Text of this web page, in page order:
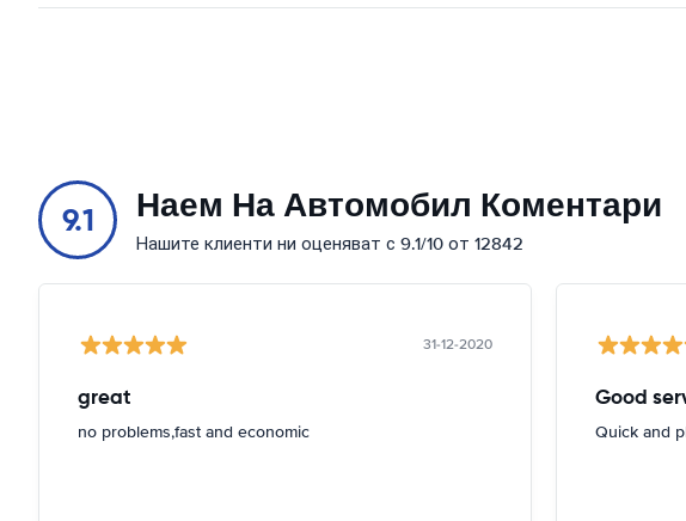
9.1 Наем На Автомобил Коментари
Нашите клиенти ни оценяват с 9.1/10 от 12842
31-12-2020
great
no problems,fast and economic
Good
Quick and